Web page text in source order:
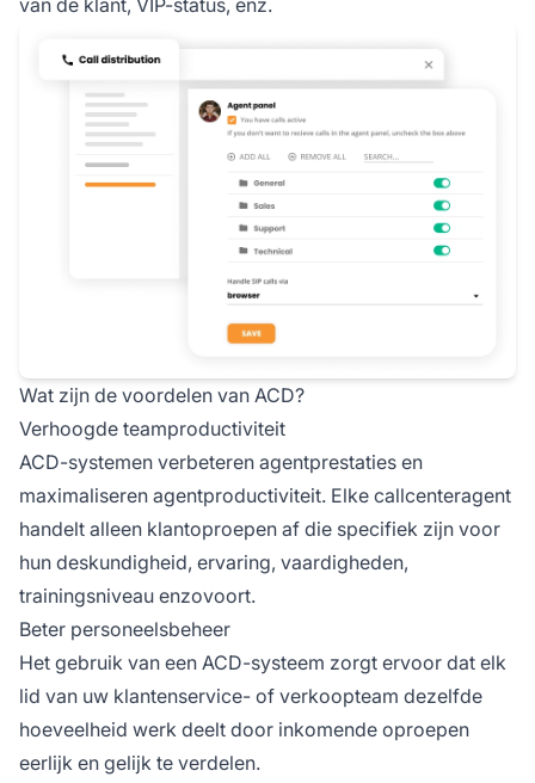
Wat zijn de voordelen van ACD?
Verhoogde teamproductiviteit
ACD-systemen verbeteren agentprestaties en
maximaliseren agentproductiviteit. Elke callcenteragent
handelt alleen klantoproepen af die specifiek zijn voor
hun deskundigheid, ervaring, vaardigheden,
trainingsniveau enzovoort.
Beter personeelsbeheer
Het gebruik van een ACD-systeem zorgt ervoor dat elk
lid van uw klantenservice- of verkoopteam dezelfde
hoeveelheid werk deelt door inkomende oproepen
eerlijk en gelijk te verdelen.